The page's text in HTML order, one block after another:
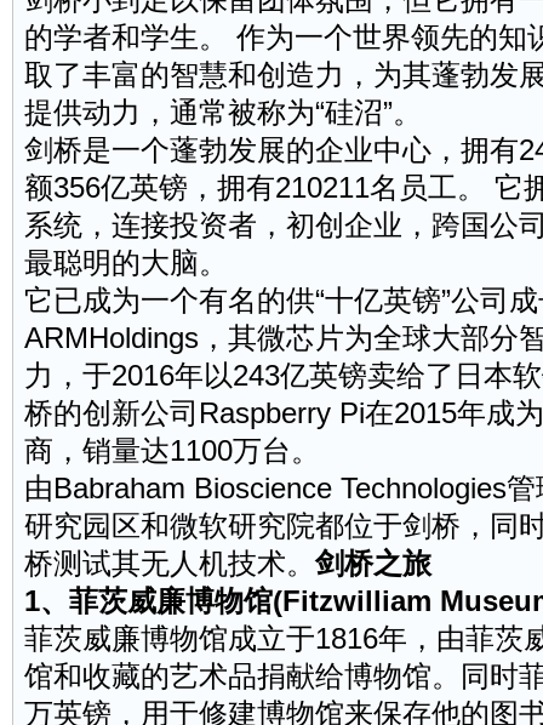
的学者和学生。 作为一个世界领先的知
取了丰富的智慧和创造力，为其蓬勃发
提供动力，通常被称为“硅沼”。
剑桥是一个蓬勃发展的企业中心，拥有
额356亿英镑，拥有210211名员工。 它
系统，连接投资者，初创企业，跨国公
最聪明的大脑。
它已成为一个有名的供“十亿英镑”公司
ARMHoldings，其微芯片为全球大部分
力，于2016年以243亿英镑卖给了日本
桥的创新公司Raspberry Pi在2015年成
商，销量达1100万台。
由Babraham Bioscience Technologies
研究园区和微软研究院都位于剑桥，同
桥测试其无人机技术。剑桥之旅
1、菲茨威廉博物馆(Fitzwilliam
菲茨威廉博物馆成立于1816年，由菲茨
馆和收藏的艺术品捐献给博物馆。同时
万英镑，用于修建博物馆来保存他的图